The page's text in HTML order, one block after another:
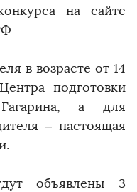
на сайте
в возрасте от 14
подготовки
а для
– настоящая
объявлены 3